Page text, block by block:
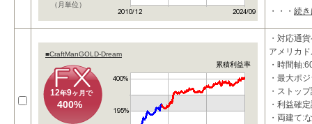
（月単位）
●パラメー
・・・ 続
■CraftManGOLD-Dream
累積利益率
12年9ヶ月で
400%
・対応通
アメリカ
・時間軸
・最大ポ
・ストッ
・利益確
・両建て: